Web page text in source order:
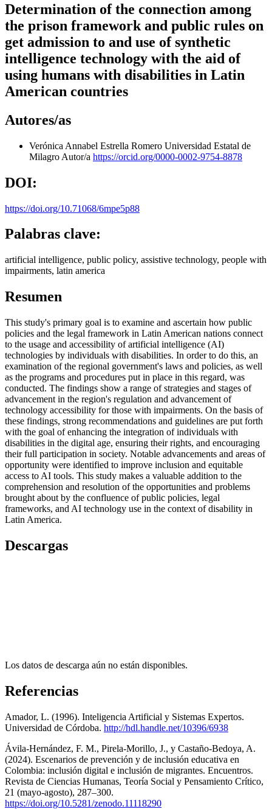
Determination of the connection among
the prison framework and public rules on
get admission to and use of synthetic
intelligence technology with the aid of
using humans with disabilities in Latin
American countries
Autores/as
Verónica Annabel Estrella Romero Universidad Estatal de
Milagro Autor/a https://orcid.org/0000-0002-9754-8878
DOI:
https://doi.org/10.71068/6mpe5p88
Palabras clave:
artificial intelligence, public policy, assistive technology, people with
impairments, latin america
Resumen
This study's primary goal is to examine and ascertain how public
policies and the legal framework in Latin American nations connect
to the usage and accessibility of artificial intelligence (AI)
technologies by individuals with disabilities. In order to do this, an
examination of the regional government's laws and policies, as well
as the programs and procedures put in place in this regard, was
conducted. The findings show a range of strategies and stages of
advancement in the region's regulation and advancement of
technology accessibility for those with impairments. On the basis of
these findings, strong recommendations and guidelines are put forth
with the goal of enhancing the integration of individuals with
disabilities in the digital age, ensuring their rights, and encouraging
their full participation in society. Notable advancements and areas of
opportunity were identified to improve inclusion and equitable
access to AI tools. This study makes a valuable addition to the
comprehension and resolution of the opportunities and problems
brought about by the confluence of public policies, legal
frameworks, and AI technology use in the context of disability in
Latin America.
Descargas
Los datos de descarga aún no están disponibles.
Referencias
Amador, L. (1996). Inteligencia Artificial y Sistemas Expertos.
Universidad de Córdoba. http://hdl.handle.net/10396/6938
Ávila-Hernández, F. M., Pirela-Morillo, J., y Castaño-Bedoya, A.
(2024). Escenarios de prevención y de inclusión educativa en
Colombia: inclusión digital e inclusión de migrantes. Encuentros.
Revista de Ciencias Humanas, Teoría Social y Pensamiento Crítico,
21 (mayo-agosto), 287–300.
https://doi.org/10.5281/zenodo.11118290